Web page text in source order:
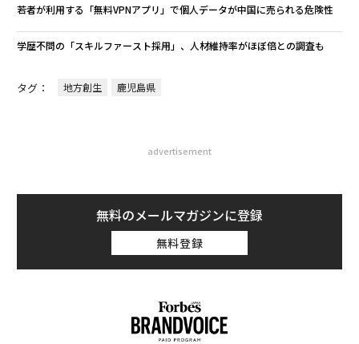
若者が利用する「無料VPNアプリ」で個人データが中国に売られる危険性
学歴不問の「スキルファースト採用」、人材維持率がほぼ倍との調査も
タグ： 地方創生 鹿児島県
advertisement
無料のメールマガジンに登録
無料登録